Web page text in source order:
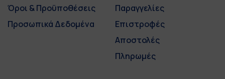
Όροι & Προϋποθέσεις
Προσωπικά Δεδομένα
Παραγγελίες
Επιστροφές
Αποστολές
Πληρωμές